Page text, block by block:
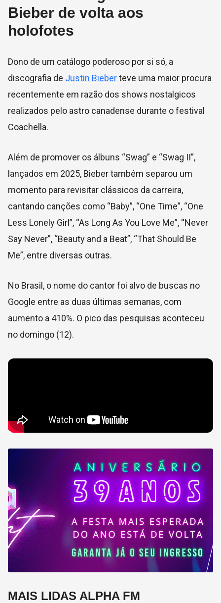
Bieber de volta aos
holofotes
Dono de um catálogo poderoso por si só, a
discografia de Justin Bieberteve uma maior procura
recentemente em razão dos shows nostalgicos
realizados pelo astro canadense durante o festival
Coachella.
Além de promover os álbuns “Swag” e “Swag II”,
lançados em 2025, Bieber também separou um
momento para revisitar clássicos da carreira,
cantando canções como “Baby”, “One Time”, “One
Less Lonely Girl”, “As Long As You Love Me”, “Never
Say Never”, “Beauty and a Beat”, “That Should Be
Me”, entre diversas outras.
No Brasil, o nome do cantor foi alvo de buscas no
Google entre as duas últimas semanas, com
aumento a 410%. O pico das pesquisas aconteceu
no domingo (12).
MAIS LIDAS ALPHA FM